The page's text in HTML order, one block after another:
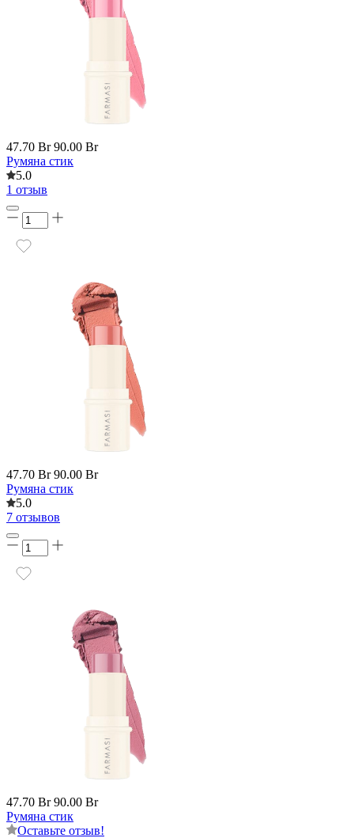
47.70 Br 90.00 Br
Румяна стик
5.0
1 отзыв
47.70 Br 90.00 Br
Румяна стик
5.0
7 отзывов
47.70 Br 90.00 Br
Румяна стик
Оставьте отзыв!